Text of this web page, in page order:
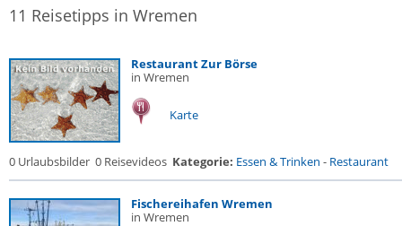
11 Reisetipps in Wremen
Restaurant Zur Börse
in Wremen
Karte
0 Urlaubsbilder 0 Reisevideos Kategorie: Essen & Trinken - Restaurant
Fischereihafen Wremen
in Wremen